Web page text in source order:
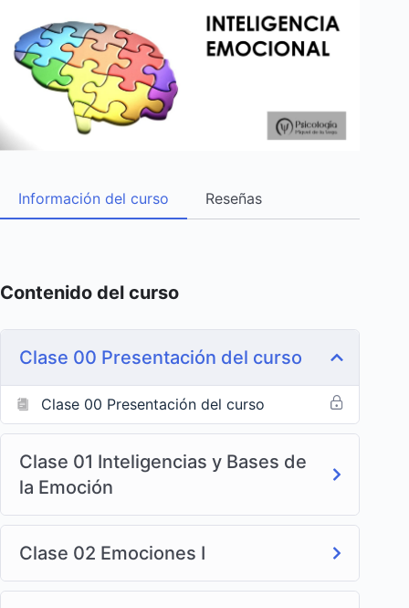
Información del curso Reseñas
Contenido del curso
Clase 00 Presentación del curso
Clase 00 Presentación del curso
Clase 01 Inteligencias y Bases de
la Emoción
Clase 02 Emociones I